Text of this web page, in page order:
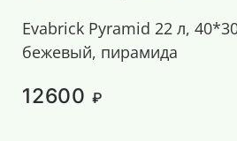
Evabrick Pyramid 22 л,
бежевый, пирамида
12600 ₽